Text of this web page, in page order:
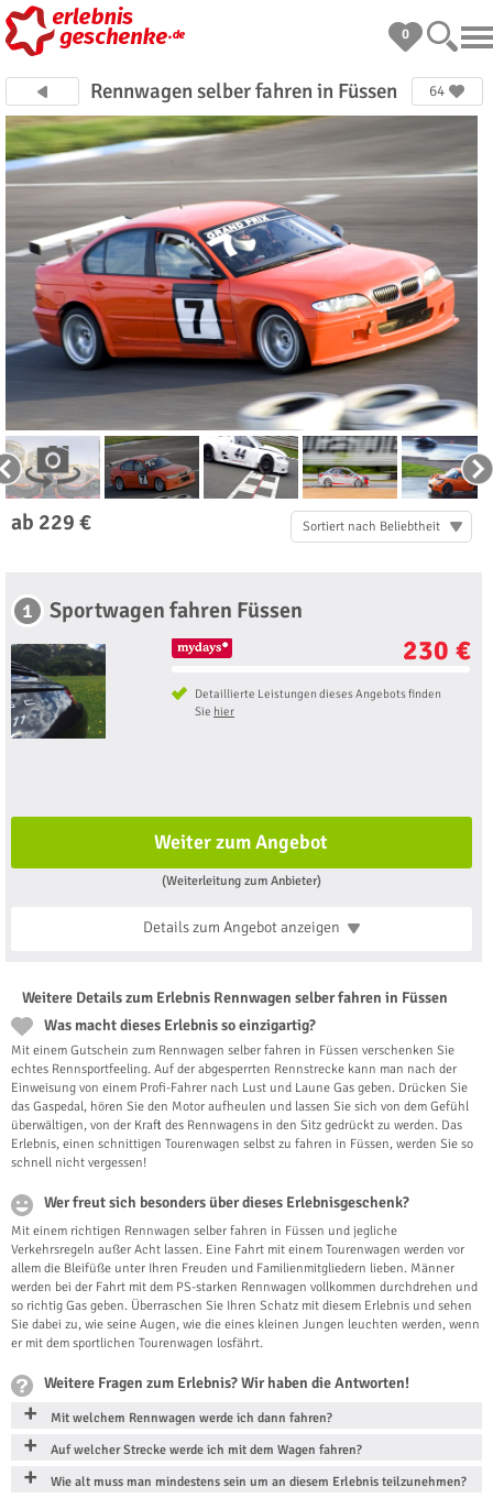
0
Rennwagen selber fahren in Füssen 64
ab 229 € Sortiert nach Beliebtheit
1 Sportwagen fahren Füssen
230 €
Detaillierte Leistungen dieses Angebots finden
Sie hier
Weiter zum Angebot
(Weiterleitung zum Anbieter)
Details zum Angebotanzeigen
Weitere Details zum Erlebnis Rennwagen selber fahren in Füssen
Was macht dieses Erlebnis so einzigartig?
Mit einem Gutschein zum Rennwagen selber fahren in Füssen verschenken Sie
echtes Rennsportfeeling. Auf der abgesperrten Rennstrecke kann man nach der
Einweisung von einem Profi-Fahrer nach Lust und Laune Gas geben. Drücken Sie
das Gaspedal, hören Sie den Motor aufheulen und lassen Sie sich von dem Gefühl
überwältigen, von der Kraft des Rennwagens in den Sitz gedrückt zu werden. Das
Erlebnis, einen schnittigen Tourenwagen selbst zu fahren in Füssen, werden Sie so
schnell nicht vergessen!
Wer freut sich besonders über dieses Erlebnisgeschenk?
Mit einem richtigen Rennwagen selber fahren in Füssen und jegliche
Verkehrsregeln außer Acht lassen. Eine Fahrt mit einem Tourenwagen werden vor
allem die Bleifüße unter Ihren Freuden und Familienmitgliedern lieben. Männer
werden bei der Fahrt mit dem PS-starken Rennwagen vollkommen durchdrehen und
so richtig Gas geben. Überraschen Sie Ihren Schatz mit diesem Erlebnis und sehen
Sie dabei zu, wie seine Augen, wie die eines kleinen Jungen leuchten werden, wenn
er mit dem sportlichen Tourenwagen losfährt.
Weitere Fragen zum Erlebnis? Wir haben die Antworten!
Mit welchem Rennwagen werde ich dann fahren?
Auf welcher Strecke werde ich mit dem Wagen fahren?
Wie alt muss man mindestens sein um an diesem Erlebnis teilzunehmen?